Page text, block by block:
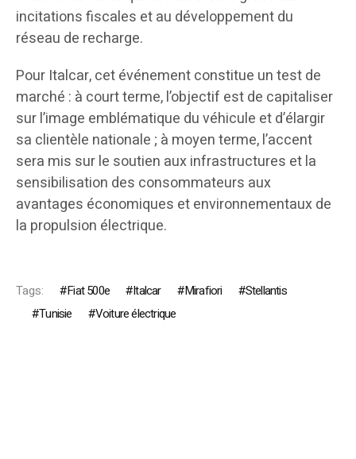
incitations fiscales et au développement du
réseau de recharge.
Pour Italcar, cet événement constitue un test de
marché : à court terme, l’objectif est de capitaliser
sur l’image emblématique du véhicule et d’élargir
sa clientèle nationale ; à moyen terme, l’accent
sera mis sur le soutien aux infrastructures et la
sensibilisation des consommateurs aux
avantages économiques et environnementaux de
la propulsion électrique.
Tags: Fiat 500e Italcar Mirafiori
Stellantis
Tunisie
Voiture électrique